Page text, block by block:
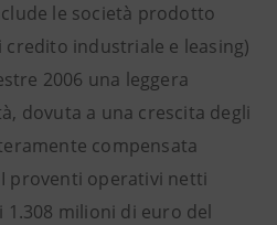
le società prodotto
industriale e leasing)
2006 una leggera
dovuta a una crescita degli
compensata
proventi operativi netti
1.308 milioni di euro del